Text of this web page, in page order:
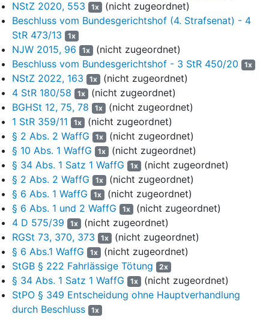
Waffengeschäft eine Pistole der Marke Walther P99
(Waffennummer ) nebst Munition und überließ ihm diese
noch am selben Tag, spätestens aber vor dem Antritt einer
Urlaubsreise des B. nach Norwegen Ende September
2023. Dabei war dem Angeklagten bewusst, dass B.
nicht über die erforderliche Waffenbesitzkarte verfügte. Weiter
gingen sowohl der Angeklagte als auch B. davon
aus, dass B. zeitnah eine Waffenbesitzkarte erteilt
werden würde. Am 11. Mai 2023 hatte B. bei dem
Angeklagten bereits einen geeigneten Waffenschrank zur
Aufbewahrung erworben, den er in seiner Wohnung aufstellte
und zum Nachweis für die Waffenbehörde dort fotografierte.
Tatsächlich wurde B. die Erteilung der beantragten
Waffenbesitzkarte am 23. November 2023 aufgrund einer
anderweitigen Vorstrafe verweigert.
4
Ende September 2023 begab sich B. mit seiner
Partnerin K. auf eine Wohnmobilreise nach
Norwegen. Dort tötete er am Abend des 3. Oktober 2023
K. – vermutlich im Rahmen eines Streits –
vorsätzlich mit zwei Schüssen, die er aus der ihm von dem
Angeklagten überlassenen Waffe abgab.
5
Das Landgericht hat ausgeführt, dass der Angeklagte durch
die verbotswidrige Überlassung der Waffe an
NStZ 2020, 553 1x (nicht zugeordnet)
Beschluss vom Bundesgerichtshof (4. Strafsenat) - 4
StR 473/13
1x
NJW 2015, 96 1x (nicht zugeordnet)
Beschluss vom Bundesgerichtshof - 3 StR 450/20
1x
NStZ 2022, 163 1x (nicht zugeordnet)
4 StR 180/58
1x (nicht zugeordnet)
BGHSt 12, 75, 78
1x (nicht zugeordnet)
1 StR 359/11
1x (nicht zugeordnet)
§ 2 Abs. 2 WaffG
1x (nicht zugeordnet)
§ 10 Abs. 1 WaffG
1x (nicht zugeordnet)
§ 34 Abs. 1 Satz 1 WaffG
1x (nicht zugeordnet)
§ 2 Abs. 2 WaffG
1x (nicht zugeordnet)
§ 6 Abs. 1 WaffG
1x (nicht zugeordnet)
§ 6 Abs. 1 und 2 WaffG
1x (nicht zugeordnet)
4 D 575/39
1x (nicht zugeordnet)
RGSt 73, 370, 373
1x (nicht zugeordnet)
§ 6 Abs.1 WaffG
1x (nicht zugeordnet)
StGB § 222 Fahrlässige Tötung
2x
§ 34 Abs. 1 Satz 1 WaffG 1x (nicht zugeordnet)
StPO § 349 Entscheidung ohne Hauptverhandlung
durch Beschluss
1x